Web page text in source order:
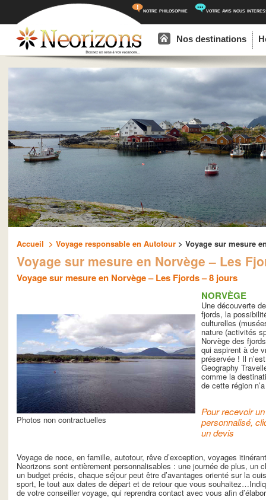
notre philosophie votre avis nous
Aller au contenu principal
Aller au contenu secondaire
Nos destinations
Accueil > Voyage responsable en Autotour > Voyage sur mesure
Voyage sur mesure en Norvège – Les
Voyage sur mesure en Norvège – Les Fjords – 8 jours
Photos non contractuelles
NORVÈGE
Une découverte
fjords, la
culturelles
nature (activités
Norvège des
qui aspirent à de
préservée ! Il
Geography
comme la
de cette région
Pour recevoir
personnalisé,
un devis
Voyage de noce, en famille, autotour, rêve d’exception, voyages
Neorizons sont entièrement personnalisables : une journée de plus, un
un budget précis, chaque séjour peut être d’avantages orienté sur la
sport, le tout aux dates de départ et de retour que vous
de votre conseiller voyage, qui reprendra contact avec vous afin